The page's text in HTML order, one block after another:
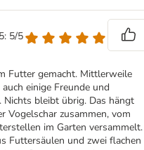
5/5
Futter gemacht. Mittlerweile
einige Freunde und
Nichts bleibt übrig. Das hängt
Vogelschar zusammen, vom
im Garten versammelt.
Futtersäulen und zwei flachen